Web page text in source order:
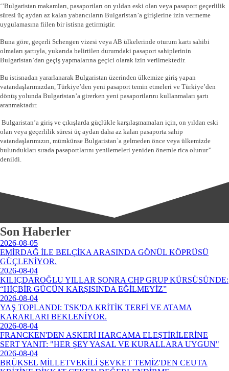
‘’Bulgaristan makamları, pasaportları on yıldan eski olan veya pasaport geçerlilik
süresi üç aydan az kalan yabancıların Bulgaristan’a girişlerine izin vermeme
uygulamasına fiilen bir istisna getirmiştir.
Buna göre, geçerli Schengen vizesi veya AB ülkelerinde oturum kartı sahibi
olmaları şartıyla, yukarıda belirtilen durumdaki pasaport sahiplerinin
Bulgaristan`dan geçiş yapmalarına geçici olarak izin verilmektedir.
Bu istisnadan yararlanarak Bulgaristan üzerinden ülkemize giriş yapan
vatandaşlarımızdan, Türkiye’den yeni pasaport temin etmeleri ve Türkiye’den
dönüş yolunda Bulgaristan’a girerken yeni pasaportlarını kullanmaları şartı
aranmaktadır.
Bulgaristan’a giriş ve çıkışlarda güçlükle karşılaşmamaları için, on yıldan eski
olan veya geçerlilik süresi üç aydan daha az kalan pasaporta sahip
vatandaşlarımızın, mümkünse Bulgaristan`a gelmeden önce veya ülkemizde
bulundukları sırada pasaportlarını yenilemeleri yeniden önemle rica olunur’’
denildi.
Son Haberler
2026-08-05
EMİRDAĞ İLE BELÇİKA ARASINDA GÖNÜL KÖPRÜSÜ
GÜÇLENİYOR.
2026-08-04
KILIÇDAROĞLU YILLAR SONRA CHP GRUP KÜRSÜSÜNDE:
“HİÇBİR GÜCÜN KARŞISINDA EĞİLMEYİZ”
2026-08-04
YAŞ TOPLANDI: TSK'DA KRİTİK TERFİ VE ATAMA
KARARLARI BEKLENİYOR.
2026-08-04
FRANCKEN'DEN ASKERİ HARCAMA ELEŞTİRİLERİNE
SERT YANIT: "HER ŞEY YASAL VE KURALLARA UYGUN"
2026-08-04
BRÜKSEL MİLLETVEKİLİ ŞEVKET TEMİZ'DEN CEUTA